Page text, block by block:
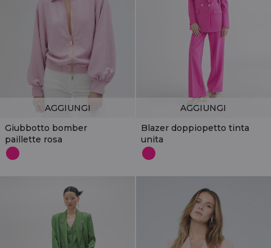
Giubbotto bomber
paillette rosa
AGGIUNGI
Blazer doppiopetto tinta
unita
AGGIUNGI